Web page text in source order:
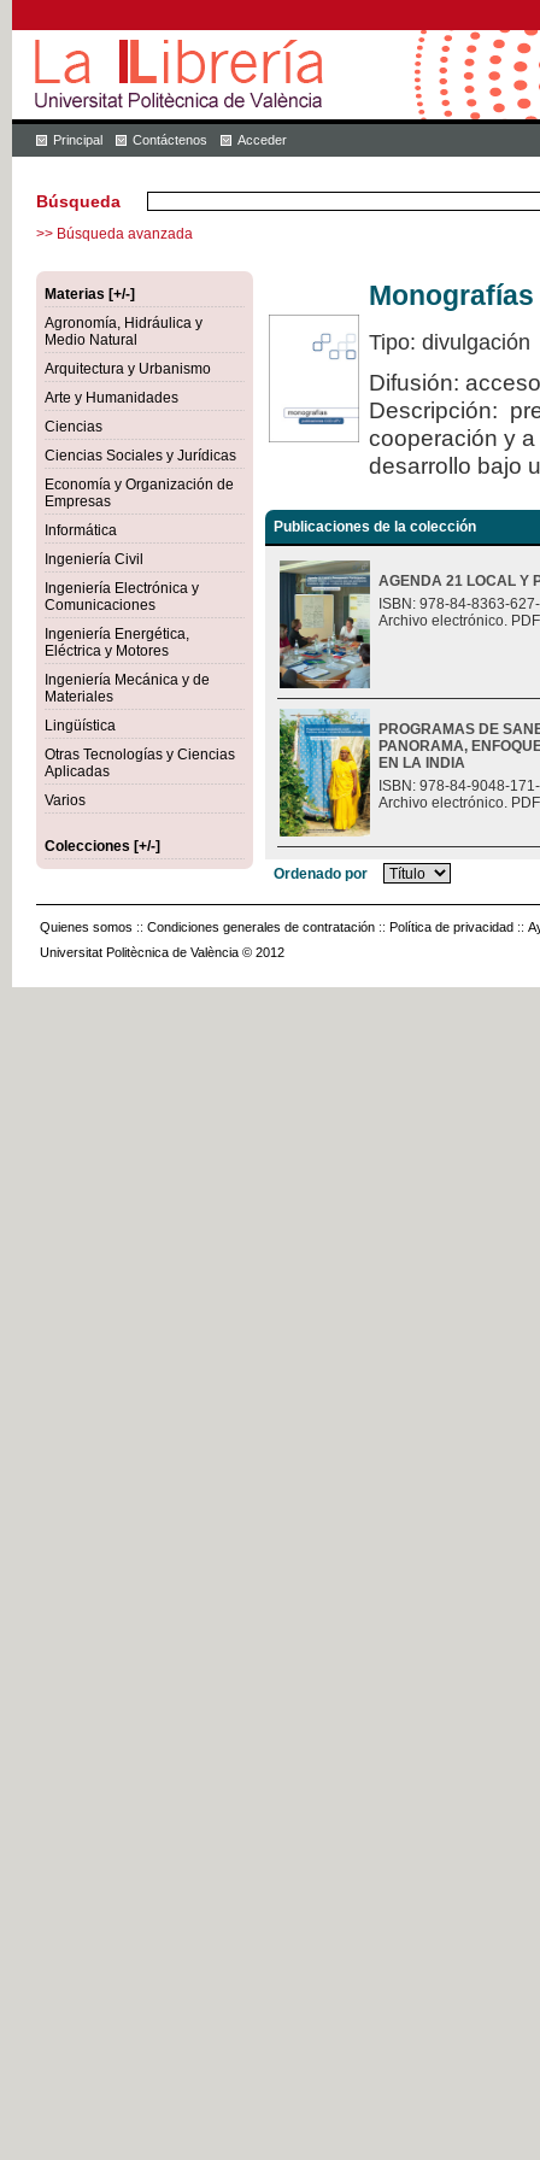
Principal Contáctenos Acceder
Búsqueda
>> Búsqueda avanzada
Materias [+/-]
Agronomía, Hidráulica y
Medio Natural
Arquitectura y Urbanismo
Arte y Humanidades
Ciencias
Ciencias Sociales y Jurídicas
Economía y Organización de
Empresas
Informática
Ingeniería Civil
Ingeniería Electrónica y
Comunicaciones
Ingeniería Energética,
Eléctrica y Motores
Ingeniería Mecánica y de
Materiales
Lingüística
Otras Tecnologías y Ciencias
Aplicadas
Varios
Colecciones [+/-]
Tipo: divulgación
Difusión:
Descripción:
cooperación y
desarrollo bajo
Publicaciones de la colección
AGENDA 21 LOCAL Y
ISBN: 978-84-8363-
Archivo electrónico.
PROGRAMAS DE
PANORAMA,
EN LA INDIA
ISBN: 978-84-9048-
Archivo electrónico.
Ordenado por
Quienes somos :: Condiciones generales de contratación :: Política de privacidad ::
Universitat Politècnica de València © 2012